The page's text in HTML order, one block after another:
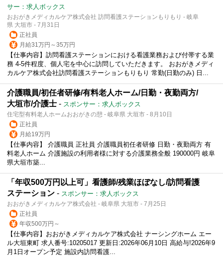
サー：求人ボックス
おおがきメディカルケア株式会社 訪問看護ステーションもりもり - 岐阜
県 大垣市 - 7月31日
正社員
月給31万円～35万円
【仕事内容】訪問看護ステーションにおける看護業務および付帯する業
務 4-5件程度、個人宅を中心に訪問していただきます。 おおがきメディ
カルケア株式会社訪問看護ステーションもりもり 常勤(日勤のみ) 日...
介護職員/初任者研修/有料老人ホーム/日勤・夜勤両方/
大垣市/介護士 - スポンサー：求人ボックス
住宅型有料老人ホームおおがきの憩 - 岐阜県 大垣市 - 8月10日
正社員
月給19万円
【仕事内容】 介護職員 正社員 介護職員初任者研修 日勤・夜勤両方 有
料老人ホーム 介護施設の利用者様に対する介護業務全般 190000円 岐阜
県大垣市築...
「年収500万円以上可」看護師/残業ほぼなし/訪問看護
ステーション - スポンサー：求人ボックス
おおがきメディカルケア株式会社 - 岐阜県 大垣市 - 7月25日
正社員
年収500万円～
【仕事内容】おおがきメディカルケア株式会社 ナーシングホーム エー
ル大垣東町 求人番号:10205017 更新日:2026年06月10日 高給与!2026年9
月1日オープン予定 施設内訪問看護...